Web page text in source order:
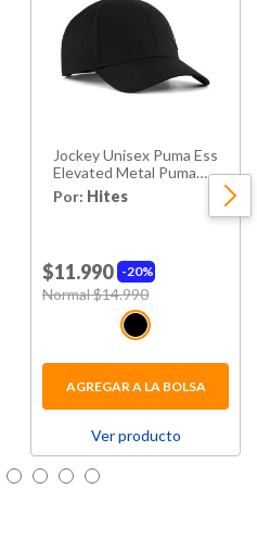
Jockey Unisex Puma Ess
Elevated Metal Puma
Cat Bb Cap
Por: Hites
20%
$11.990
Price reduced from
Normal $14.990
AGREGAR A LA BOLSA
Ver producto